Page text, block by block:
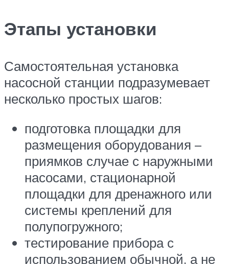
Этапы установки
Самостоятельная установка
насосной станции подразумевает
несколько простых шагов:
подготовка площадки для
размещения оборудования –
приямков случае с наружными
насосами, стационарной
площадки для дренажного или
системы креплений для
полупогружного;
тестирование прибора с
использованием обычной, а не